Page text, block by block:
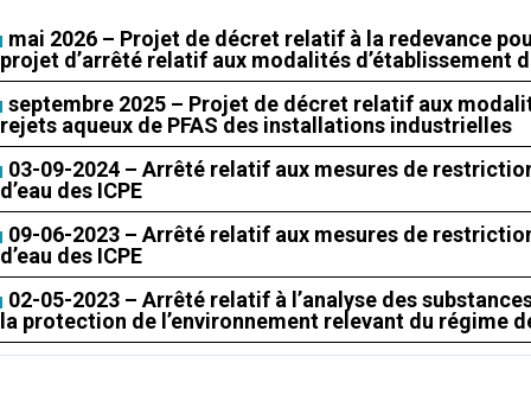
mai 2026 – Projet de décret relatif à la redevance
projet d’arrêté relatif aux modalités d’établissement
septembre 2025 – Projet de décret relatif aux
rejets aqueux de PFAS des installations industrielles
03-09-2024 – Arrêté relatif aux mesures de
d’eau des ICPE
09-06-2023 – Arrêté relatif aux mesures de
d’eau des ICPE
02-05-2023 – Arrêté relatif à l’analyse des
la protection de l’environnement relevant du régime